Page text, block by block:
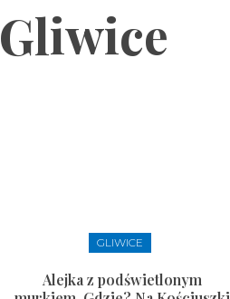
Gliwice
GLIWICE
Alejka z podświetlonym